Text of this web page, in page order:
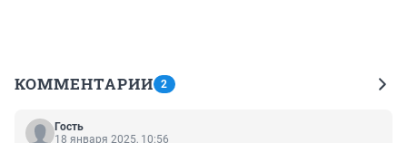
КОММЕНТАРИИ 2
Гость
18 января 2025, 10:56